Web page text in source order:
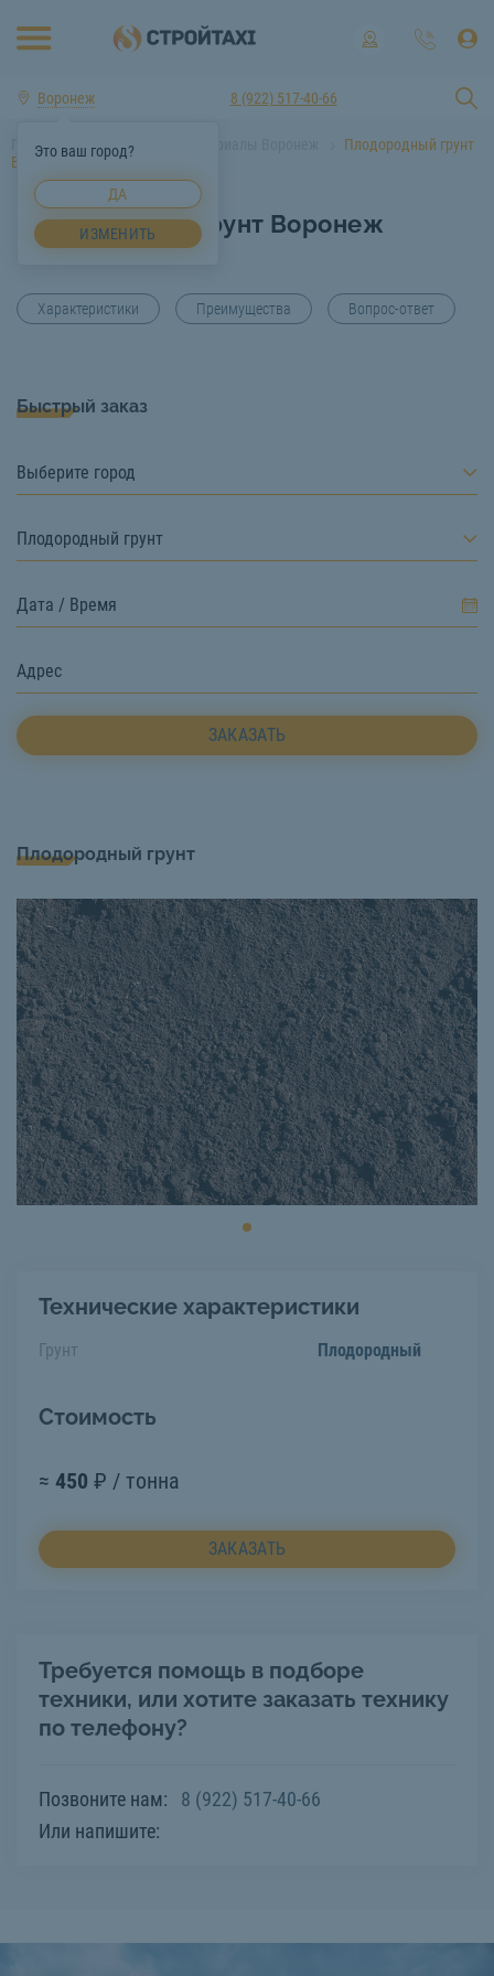
Воронеж
Это ваш город?
ДА
ИЗМЕНИТЬ
8 (922) 517-40-66
Главная Строительные материалы Воронеж
Плодородный грунт
Воронеж
Плодородный грунт Воронеж
Характеристики Преимущества Вопрос-ответ
Быстрый заказ
Выберите город
Плодородный грунт
ЗАКАЗАТЬ
Плодородный грунт
Технические характеристики
Грунт Плодородный
Стоимость
≈ 450 ₽ / тонна
ЗАКАЗАТЬ
Требуется помощь в подборе
техники, или хотите заказать технику
по телефону?
Позвоните нам:
8 (922) 517-40-66
Или напишите: